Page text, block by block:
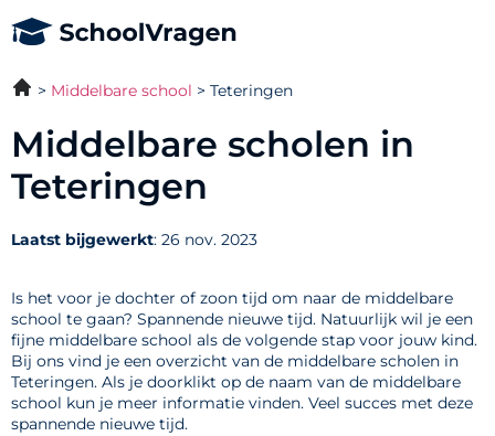
Middelbare school Teteringen
Middelbare scholen in
Teteringen
Laatst bijgewerkt: 26 nov. 2023
Is het voor je dochter of zoon tijd om naar de middelbare
school te gaan? Spannende nieuwe tijd. Natuurlijk wil je een
fijne middelbare school als de volgende stap voor jouw kind.
Bij ons vind je een overzicht van de middelbare scholen in
Teteringen. Als je doorklikt op de naam van de middelbare
school kun je meer informatie vinden. Veel succes met deze
spannende nieuwe tijd.